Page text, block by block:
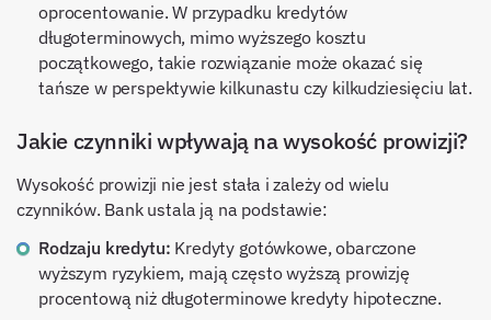
oprocentowanie. W przypadku kredytów
długoterminowych, mimo wyższego kosztu
początkowego, takie rozwiązanie może okazać się
tańsze w perspektywie kilkunastu czy kilkudziesięciu lat.
Jakie czynniki wpływają na wysokość prowizji?
Wysokość prowizji nie jest stała i zależy od wielu
czynników. Bank ustala ją na podstawie:
Rodzaju kredytu: Kredyty gotówkowe, obarczone
wyższym ryzykiem, mają często wyższą prowizję
procentową niż długoterminowe kredyty hipoteczne.